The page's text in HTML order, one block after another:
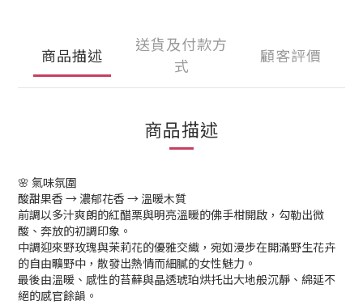
商品描述
送貨及付款方
式
顧客評價
商品描述
🌸 氣味氛圍
酸甜果香 → 濃郁花香 → 溫暖木質
前調以多汁爽朗的紅醋栗與明亮溫暖的佛手柑開啟，勾勒出微
酸、奔放的初調印象。
中調迎來野玫瑰與茉莉花的優雅交織，宛如漫步在開滿野生花卉
的自由曠野中，散發出熱情而細膩的女性魅力。
最後由溫暖、感性的苔蘚與晶透琥珀烘托出大地般沉靜、綿延不
絕的感官餘韻。